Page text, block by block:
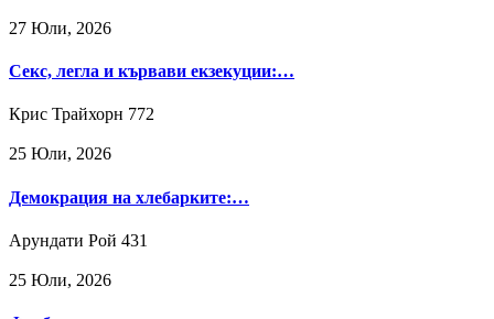
27 Юли, 2026
Секс, легла и кървави екзекуции:…
Крис Трайхорн 772
25 Юли, 2026
Демокрация на хлебарките:…
Арундати Рой 431
25 Юли, 2026